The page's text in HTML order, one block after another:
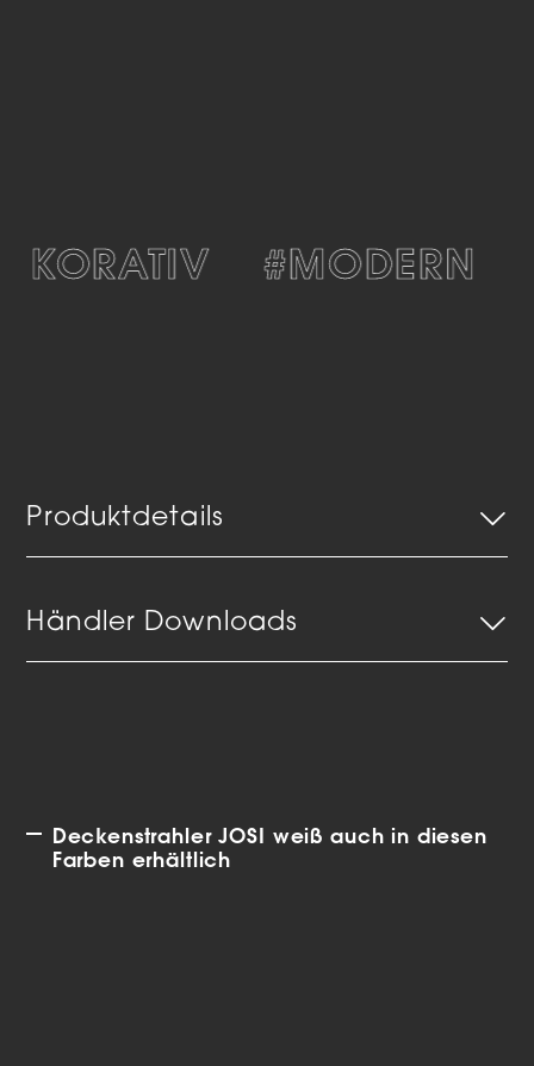
#MODERN
Produktdetails
Händler Downloads
Deckenstrahler JOSI weiß auch in diesen
Farben erhältlich